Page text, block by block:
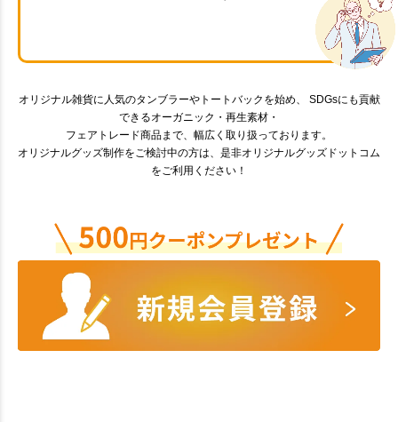
オリジナル雑貨に人気のタンブラーやトートバックを始め、 SDGsにも貢献
できるオーガニック・再生素材・
フェアトレード商品まで、幅広く取り扱っております。
オリジナルグッズ制作をご検討中の方は、是非オリジナルグッズドットコム
をご利用ください！